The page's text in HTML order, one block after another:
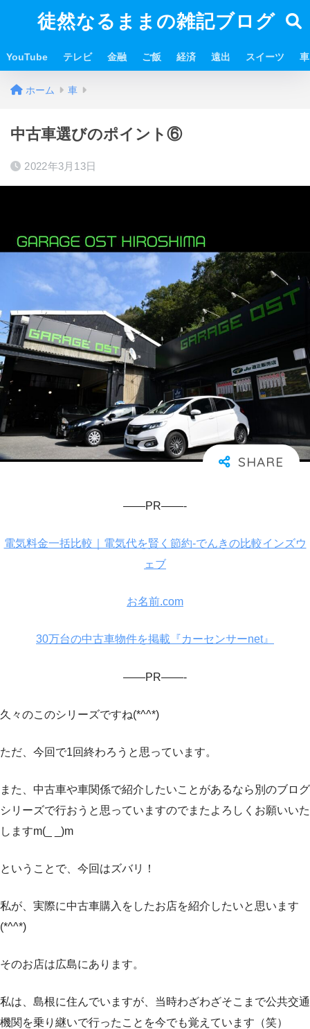
徒然なるままの雑記ブログ
YouTube テレビ 金融 ご飯 経済 遠出 スイーツ 車
ホーム 車
中古車選びのポイント⑥
2022年3月13日
——PR——-
電気料金一括比較｜電気代を賢く節約-でんきの比較インズウ
ェブ
お名前.com
30万台の中古車物件を掲載『カーセンサーnet』
——PR——-
久々のこのシリーズですね(*^^*)
ただ、今回で1回終わろうと思っています。
また、中古車や車関係で紹介したいことがあるなら別のブログ
シリーズで行おうと思っていますのでまたよろしくお願いいた
しますm(_ _)m
ということで、今回はズバリ！
私が、実際に中古車購入をしたお店を紹介したいと思います
(*^^*)
そのお店は広島にあります。
私は、島根に住んでいますが、当時わざわざそこまで公共交通
機関を乗り継いで行ったことを今でも覚えています（笑）